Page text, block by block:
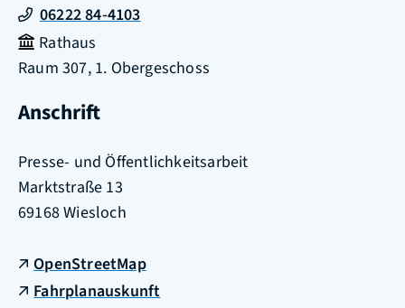
06222 84-4103
Rathaus
Raum 307, 1. Obergeschoss
Anschrift
Presse- und Öffentlichkeitsarbeit
Marktstraße 13
69168Wiesloch
OpenStreetMap
Fahrplanauskunft